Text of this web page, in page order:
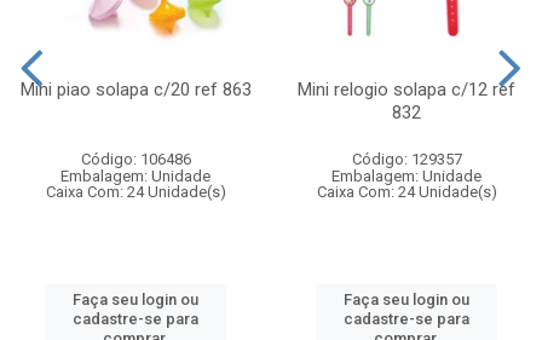
Mini piao solapa c/20 ref 863
Código: 106486
Embalagem: Unidade
Caixa Com: 24 Unidade(s)
Faça seu login ou
cadastre-se para
Mini relogio solapa c/12 ref
832
Código: 129357
Embalagem: Unidade
Caixa Com: 24 Unidade(s)
Faça seu login ou
cadastre-se para